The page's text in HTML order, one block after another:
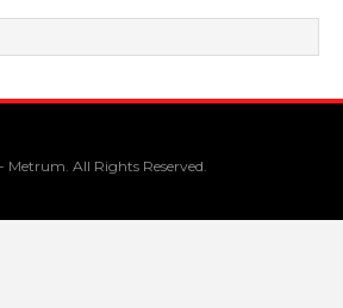
Metrum. All Rights Reserved.